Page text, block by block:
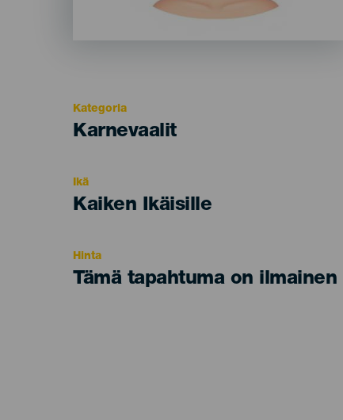
Kategoria
Categoría
Karnevaalit
Ikä
Edad
Kaiken Ikäisille
Hinta
Tämä tapahtuma on ilmainen